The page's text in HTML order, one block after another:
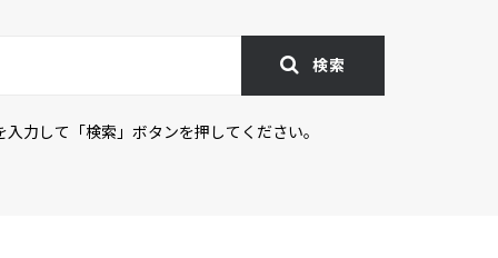
検索
力して「検索」ボタンを押してください。